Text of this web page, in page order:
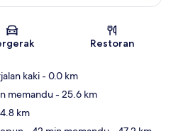
Peta
Restoran
kaki- 0.0 km
memandu- 25.6 km
km